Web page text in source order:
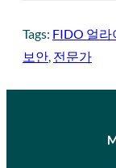
Tags: FIDO 얼라
보안 전문가